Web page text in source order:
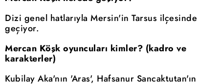
Dizi genel hatlarıyla Mersin'in Tarsus ilçesinde
geçiyor.
Mercan Köşk oyuncuları kimler? (kadro ve
karakterler)
Kubilay Aka'nın 'Aras', Hafsanur Sancaktutan'ın